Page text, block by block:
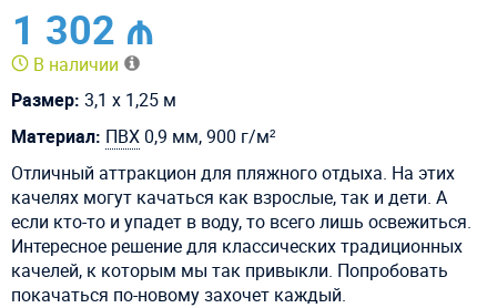
1 302 ₼
В наличии
Размер: 3,1 х 1,25 м
Материал: ПВХ0,9 мм, 900 г/м²
Отличный аттракцион для пляжного отдыха. На этих
качелях могут качаться как взрослые, так и дети. А
если кто-то и упадет в воду, то всего лишь освежиться.
Интересное решение для классических традиционных
качелей, к которым мы так привыкли. Попробовать
покачаться по-новому захочет каждый.